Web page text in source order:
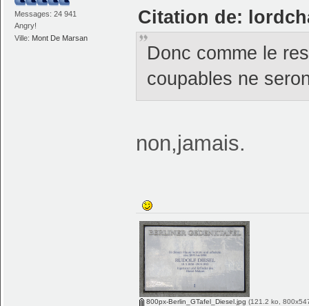
Messages: 24 941
Angry!
Ville: Mont De Marsan
Citation de:
Donc comme le
coupables ne
non,jamais.
800px-Berlin_GTafel_Diesel.jpg (121.2 ko,